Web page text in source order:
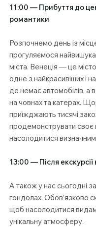
11:00 — Прибуття до
романтики
Розпочнемо день із
прогуляємося
міста. Венеція — це
одне з найкрасивіших і
де немає автомобілів, а
на човнах та катерах.
приїжджають тисячі
продемонструвати
насолодитися
13:00 — Після
А також у нас сьогодні
гондолах. Обов’язково
щоб насолодитися
унікальну атмосферу.